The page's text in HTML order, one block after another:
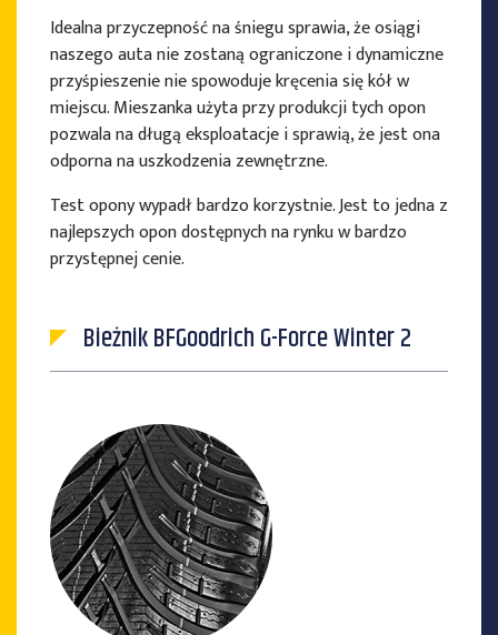
Idealna przyczepność na śniegu sprawia, że osiągi
naszego auta nie zostaną ograniczone i dynamiczne
przyśpieszenie nie spowoduje kręcenia się kół w
miejscu. Mieszanka użyta przy produkcji tych opon
pozwala na długą eksploatacje i sprawią, że jest ona
odporna na uszkodzenia zewnętrzne.
Test opony wypadł bardzo korzystnie. Jest to jedna z
najlepszych opon dostępnych na rynku w bardzo
przystępnej cenie.
Bieżnik BFGoodrich G-Force Winter 2